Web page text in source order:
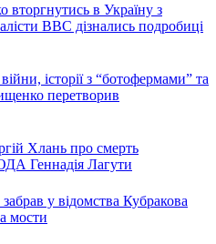
вторгнутись в Україну з
ВВС дізнались подробиці
історії з “ботофермами” та
перетворив
Хлань про смерть
Геннадія Лагути
у відомства Кубракова
мости